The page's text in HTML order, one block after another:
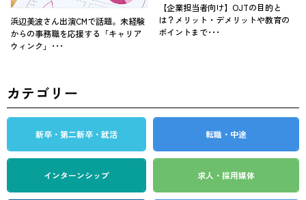
浜辺美波さん出演CMで話題。未経験
からの事務職を応援する「キャリア
ウィンク」･･･
【企業担当者向け】OJTの目的と
は？メリット・デメリットや教育の
ポイントまで･･･
カテゴリー
新卒・第二新卒・就活 転職・中途
インターンシップ 求人・採用媒体